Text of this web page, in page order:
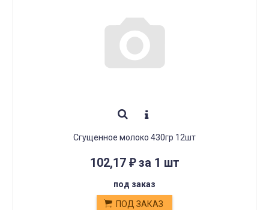
Сгущенное молоко 430гр 12шт
102,17 ₽за 1 шт
под заказ
ПОД ЗАКАЗ